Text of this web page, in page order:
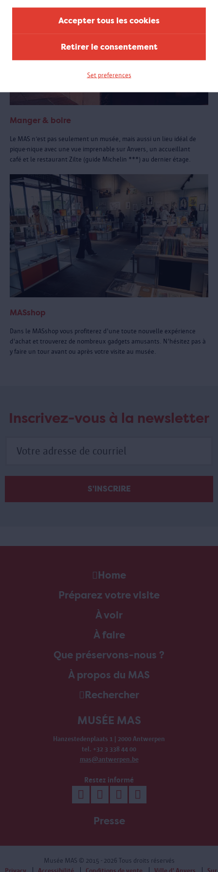
Accepter tous les cookies
Retirer le consentement
Set preferences
Manger & boire
Le MAS n’est pas seulement un musée, mais aussi un lieu idéal de
pique-nique avec une vue imprenable sur Anvers, un accueillant
café et le restaurant Zilte (guide Michelin ***) au dernier étage.
MASshop
Dans le MASshop vous profiterez d'une toute nouvelle expérience
d'achat et trouverez de nombreux gadgets amusants. N'hésitez pas à
y faire un tour avant ou après votre visite au musée.
Inscrivez-vous à la newsletter
Home
Préparez votre visite
À voir
À faire
Que préservons-nous ?
À propos du MAS
Rechercher
MUSÉE MAS
Hanzestedenplaats 1 | 2000 Antwerpen
tel. +32 3 338 44 00
mas@antwerpen.be
Restez informé
Presse
Musée MAS © 2015 - 2026 Tous droits réservés